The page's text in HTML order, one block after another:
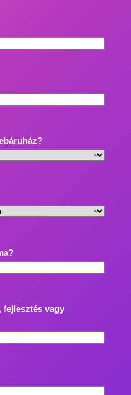
fejlesztés vagy